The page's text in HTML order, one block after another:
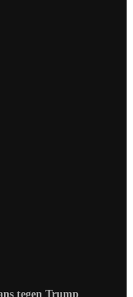
tegen Trump